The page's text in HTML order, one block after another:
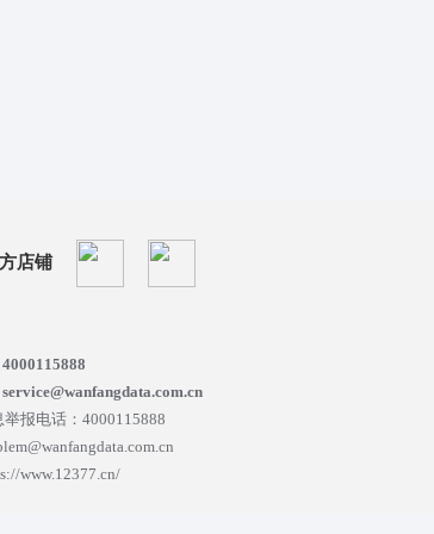
店铺
报电话：4000115888
www.12377.cn/